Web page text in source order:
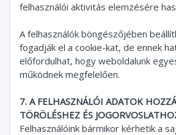
felhasználói aktivitás elemzésére
A felhasználók böngészőjében
fogadják el a cookie-kat, de ennek
előfordulhat, hogy weboldalunk
működnek megfelelően.
7. A FELHASZNÁLÓI ADATOK
TÖRÖLÉSHEZ ÉS
Felhasználóink bármikor kérhetik a